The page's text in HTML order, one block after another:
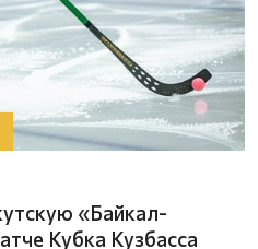
«Байкал-
Кубка Кузбасса